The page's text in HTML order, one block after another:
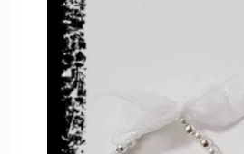
personalizadas
de boda
Árboles de Huellas para
Comunión
Batas de comunión
para niña